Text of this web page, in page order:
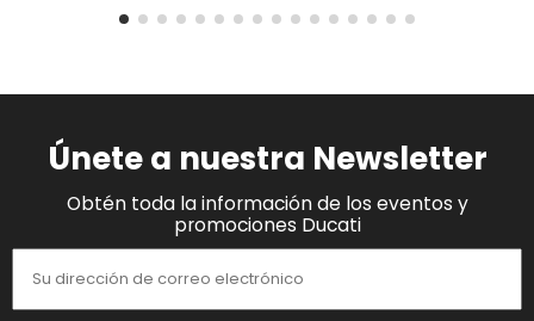
Únete a nuestra Newsletter
Obtén toda la información de los eventos y
promociones Ducati